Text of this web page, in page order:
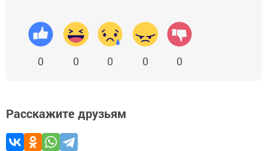
0 0 0 0 0
Расскажите друзьям